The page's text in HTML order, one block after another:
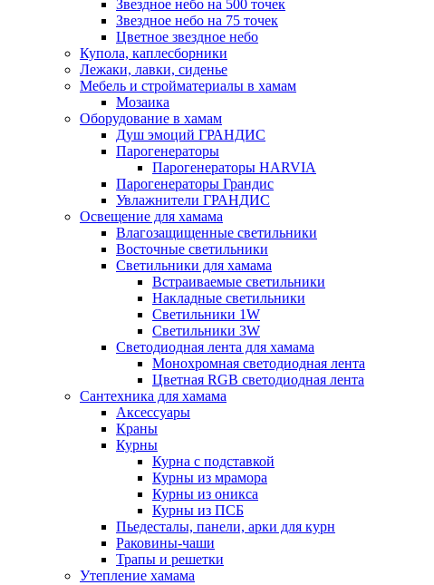
Звездное небо на 500 точек
Звездное небо на 75 точек
Цветное звездное небо
Купола, каплесборники
Лежаки, лавки, сиденье
Мебель и стройматериалы в хамам
Мозаика
Оборудование в хамам
Душ эмоций ГРАНДИС
Парогенераторы
Парогенераторы HARVIA
Парогенераторы Грандис
Увлажнители ГРАНДИС
Освещение для хамама
Влагозащищенные светильники
Восточные светильники
Светильники для хамама
Встраиваемые светильники
Накладные светильники
Светильники 1W
Светильники 3W
Светодиодная лента для хамама
Монохромная светодиодная лента
Цветная RGB светодиодная лента
Сантехника для хамама
Аксессуары
Краны
Курны
Курна с подставкой
Курны из мрамора
Курны из оникса
Курны из ПСБ
Пьедесталы, панели, арки для курн
Раковины-чаши
Трапы и решетки
Утепление хамама